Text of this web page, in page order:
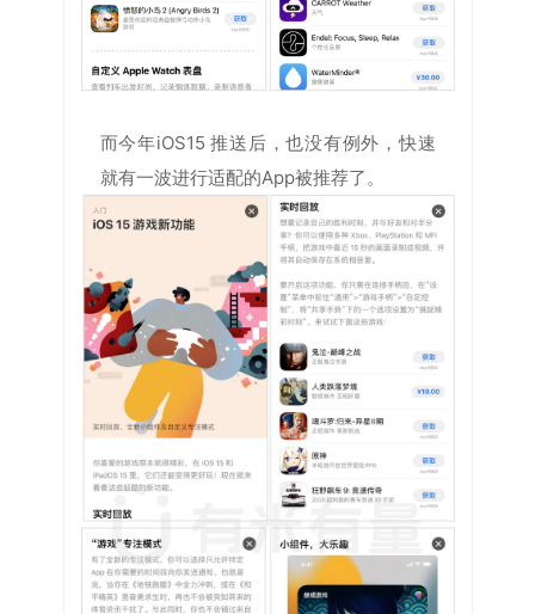
而今年iOS15 推送后，也没有例外，快速
就有一波进行适配的App被推荐了。